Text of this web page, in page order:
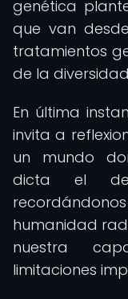
genética
que van
tratamientos
de la
En última
invita a
un mundo
dicta el
humanidad
nuestra
limitaciones